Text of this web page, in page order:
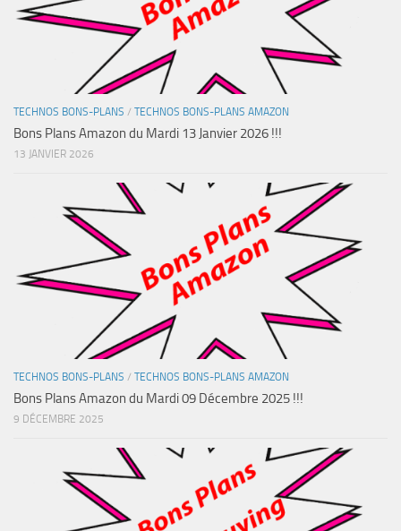
TECHNOS BONS-PLANS / TECHNOS BONS-PLANS AMAZON
Bons Plans Amazon du Mardi 13 Janvier 2026 !!!
13 JANVIER 2026
TECHNOS BONS-PLANS / TECHNOS BONS-PLANS AMAZON
Bons Plans Amazon du Mardi 09 Décembre 2025 !!!
9 DÉCEMBRE 2025